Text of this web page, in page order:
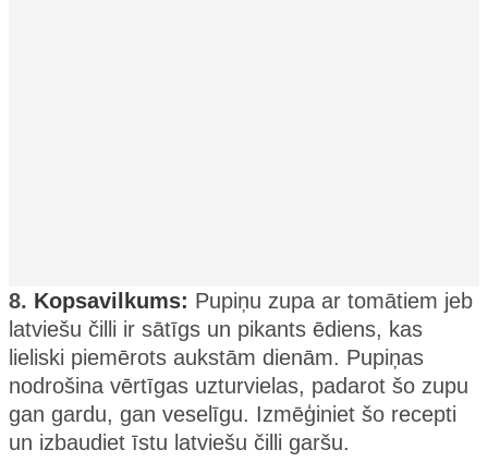
8. Kopsavilkums: Pupiņu zupa ar tomātiem jeb
latviešu čilli ir sātīgs un pikants ēdiens, kas
lieliski piemērots aukstām dienām. Pupiņas
nodrošina vērtīgas uzturvielas, padarot šo zupu
gan gardu, gan veselīgu. Izmēģiniet šo recepti
un izbaudiet īstu latviešu čilli garšu.